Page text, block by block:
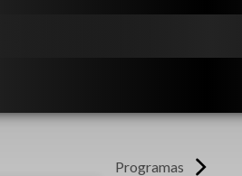
Programas